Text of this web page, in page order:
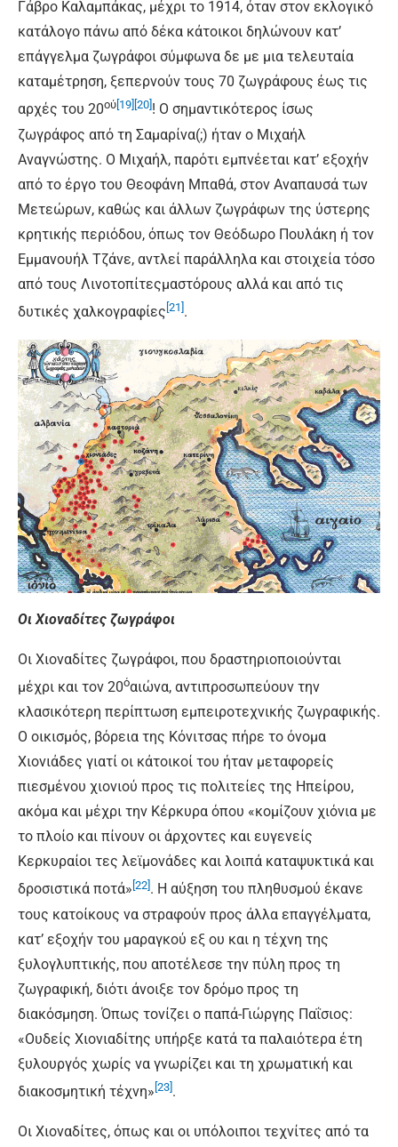
Γάβρο Καλαμπάκας, μέχρι το 1914, όταν στον εκλογικό
κατάλογο πάνω από δέκα κάτοικοι δηλώνουν κατ’
επάγγελμα ζωγράφοι σύμφωνα δε με μια τελευταία
καταμέτρηση, ξεπερνούν τους 70 ζωγράφους έως τις
αρχές του 20ού [19] [20] ! Ο σημαντικότερος ίσως
ζωγράφος από τη Σαμαρίνα(;) ήταν ο Μιχαήλ
Αναγνώστης. Ο Μιχαήλ, παρότι εμπνέεται κατ’ εξοχήν
από το έργο του Θεοφάνη Μπαθά, στον Αναπαυσά των
Μετεώρων, καθώς και άλλων ζωγράφων της ύστερης
κρητικής περιόδου, όπως τον Θεόδωρο Πουλάκη ή τον
Εμμανουήλ Τζάνε, αντλεί παράλληλα και στοιχεία τόσο
από τους Λινοτοπίτεςμαστόρους αλλά και από τις
δυτικές χαλκογραφίες [21].
Οι Χιοναδίτες ζωγράφοι
Οι Χιοναδίτες ζωγράφοι, που δραστηριοποιούνται
μέχρι και τον 20όαιώνα, αντιπροσωπεύουν την
κλασικότερη περίπτωση εμπειροτεχνικής ζωγραφικής.
Ο οικισμός, βόρεια της Κόνιτσας πήρε το όνομα
Χιονιάδες γιατί οι κάτοικοί του ήταν μεταφορείς
πιεσμένου χιονιού προς τις πολιτείες της Ηπείρου,
ακόμα και μέχρι την Κέρκυρα όπου «κομίζουν χιόνια με
το πλοίο και πίνουν οι άρχοντες και ευγενείς
Κερκυραίοι τες λεϊμονάδες και λοιπά καταψυκτικά και
δροσιστικά ποτά» [22]. Η αύξηση του πληθυσμού έκανε
τους κατοίκους να στραφούν προς άλλα επαγγέλματα,
κατ’ εξοχήν του μαραγκού εξ ου και η τέχνη της
ξυλογλυπτικής, που αποτέλεσε την πύλη προς τη
ζωγραφική, διότι άνοιξε τον δρόμο προς τη
διακόσμηση. Όπως τονίζει ο παπά-Γιώργης Παΐσιος:
«Ουδείς Χιονιαδίτης υπήρξε κατά τα παλαιότερα έτη
ξυλουργός χωρίς να γνωρίζει και τη χρωματική και
διακοσμητική τέχνη» [23].
Οι Χιοναδίτες, όπως και οι υπόλοιποι τεχνίτες από τα